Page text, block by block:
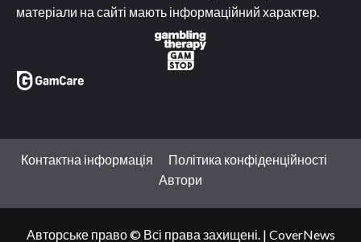
матеріали на сайті мають інформаційний характер.
Контактна інформація
Політика конфіденційності
Автори
Авторське право © Всі права захищені. | CoverNews